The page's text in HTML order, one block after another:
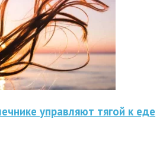
управляют тягой к еде